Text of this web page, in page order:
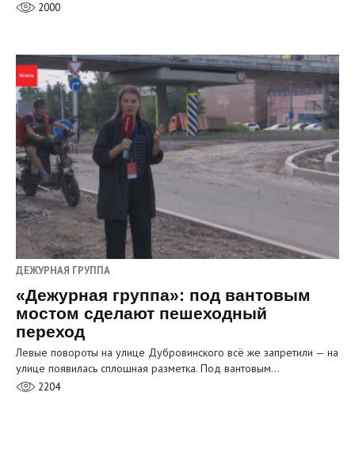
2000
ДЕЖУРНАЯ ГРУППА
«Дежурная группа»: под вантовым
мостом сделают пешеходный
переход
Левые повороты на улице Дубровинского всё же запретили — на
улице появилась сплошная разметка. Под вантовым…
2204